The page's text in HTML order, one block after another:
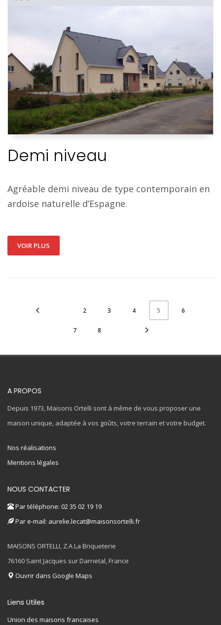
Demi niveau
Agréable demi niveau de type contemporain en
ardoise naturelle d’Espagne.
VOIR PLUS
2 3 4 5 6
7 8
A PROPOS
Depuis 1973, Maisons Ortelli sont à même de vous proposer une
maison unique, adaptée à vos goûts, votre terrain et votre budget.
Nos réalisations
Mentions légales
NOUS CONTACTER
Par téléphone: 02 35 02 19 19
Par e-mail: aurelie.lecat@maisonsortelli.fr
MAISONS ORTELLI, Z.A La Briqueterie
76160 Saint Jacques sur Darnetal, France
Ouvrir dans Google Maps
Liens Utiles
Union des maisons francaises